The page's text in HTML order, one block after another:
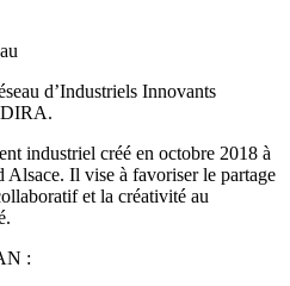
d’Industriels Innovants
industriel créé en octobre 2018 à
Il vise à favoriser le partage
et la créativité au
: